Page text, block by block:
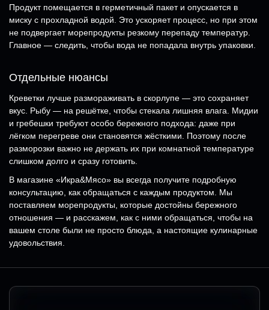
Продукт помещается в герметичный пакет и опускается в
миску с прохладной водой. Это ускоряет процесс, но при этом
не подвергает морепродукты резкому перепаду температур.
Главное — следить, чтобы вода не попадала внутрь упаковки.
Отдельные нюансы
Креветки лучше размораживать в скорлупе — это сохраняет
вкус. Рыбу — на решётке, чтобы стекала лишняя влага. Мидии
и гребешки требуют особо бережного подхода: даже при
лёгком перегреве они становятся жёсткими. Поэтому после
разморозки важно не держать их при комнатной температуре
слишком долго и сразу готовить.
В магазине «Икра&Мясо» вы всегда получите подробную
консультацию, как обращаться с каждым продуктом. Мы
поставляем морепродукты, которые достойны бережного
отношения — и расскажем, как с ними обращаться, чтобы на
вашем столе были не просто блюда, а настоящие кулинарные
удовольствия.